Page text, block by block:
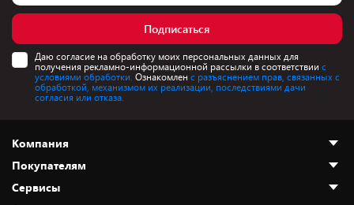
Подписаться
Даю согласие на обработку моих персональных данных для
получения рекламно-информационной рассылки в соответствии с
условиями обработки. Ознакомлен с разъяснением прав, связанных с
обработкой, механизмом их реализации, последствиями дачи
согласия или отказа.
Компания
О нас
Адреса магазинов
Покупателям
Как сделать заказ
Сервисы